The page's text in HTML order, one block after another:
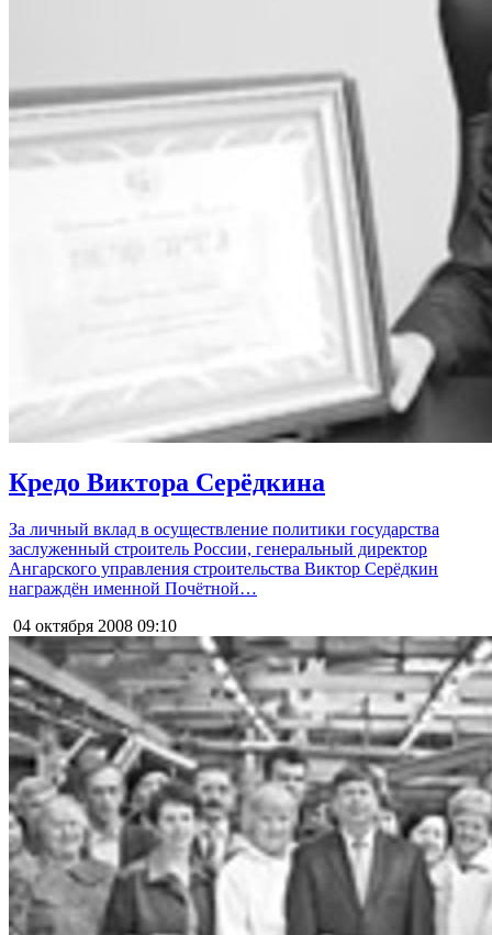
Кредо Виктора Серёдкина
За личный вклад в осуществление политики государства
заслуженный строитель России, генеральный директор
Ангарского управления строительства Виктор Серёдкин
награждён именной Почётной…
04 октября 2008 09:10